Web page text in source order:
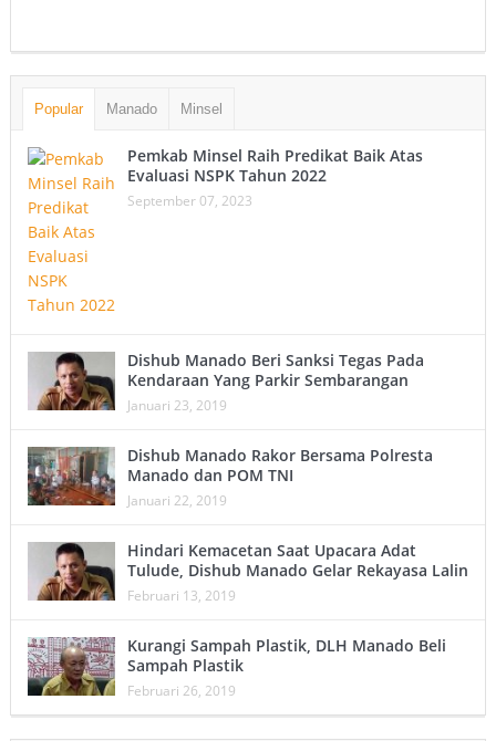
Popular Manado Minsel
Pemkab Minsel Raih Predikat Baik Atas
Evaluasi NSPK Tahun 2022
September 07, 2023
Dishub Manado Beri Sanksi Tegas Pada
Kendaraan Yang Parkir Sembarangan
Januari 23, 2019
Dishub Manado Rakor Bersama Polresta
Manado dan POM TNI
Januari 22, 2019
Hindari Kemacetan Saat Upacara Adat
Tulude, Dishub Manado Gelar Rekayasa Lalin
Februari 13, 2019
Kurangi Sampah Plastik, DLH Manado Beli
Sampah Plastik
Februari 26, 2019